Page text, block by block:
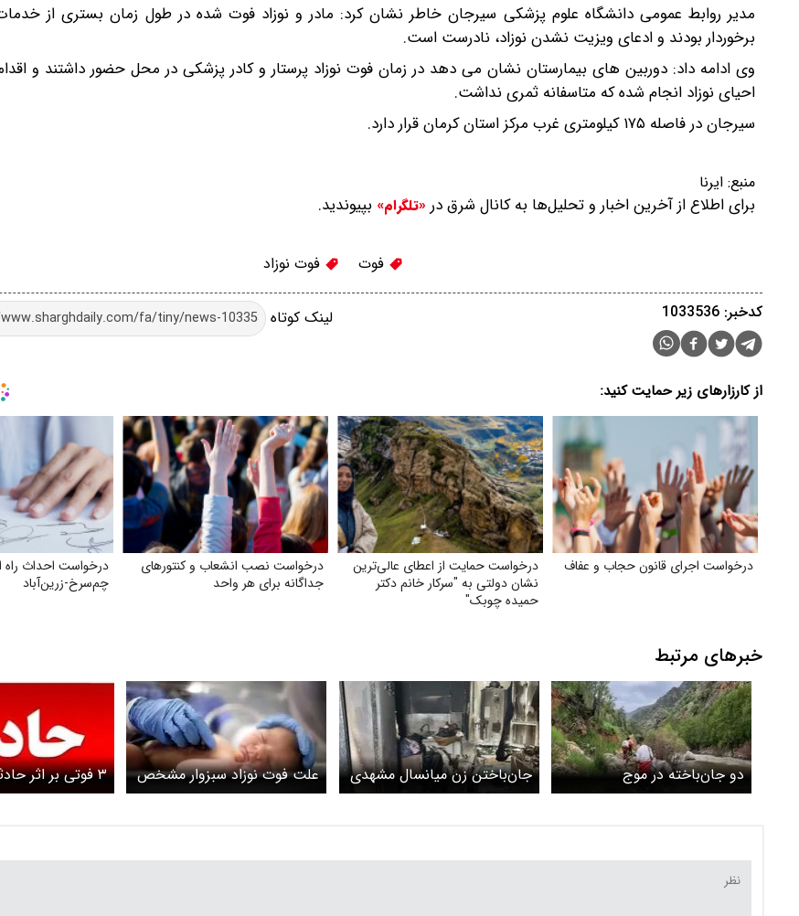
مدیر روابط عمومی دانشگاه علوم پزشکی سیرجان خاطر نشان کرد: مادر و نوزاد فوت شده در طول زمان بستری از
برخوردار بودند و ادعای ویزیت نشدن نوزاد، نادرست است.
وی ادامه داد: دوربین های بیمارستان نشان می دهد در زمان فوت نوزاد پرستار و کادر پزشکی در محل حضور داشتند و
احیای نوزاد انجام شده که متاسفانه ثمری نداشت.
سیرجان در فاصله ۱۷۵ کیلومتری غرب مرکز استان کرمان قرار دارد.
منبع: ایرنا
برای اطلاع از آخرین اخبار و تحلیل‌ها به کانال شرق در «تلگرام» بپیوندید.
فوت فوت نوزاد
لینک کوتاه کدخبر: 1033536
از کارزارهای زیر حمایت کنید:
درخواست اجرای قانون حجاب و عفاف
درخواست حمایت از اعطای عالی‌ترین
نشان دولتی به "سرکار خانم دکتر
حمیده چوبک"
درخواست نصب انشعاب و کنتورهای
جداگانه برای هر واحد
درخواست احداث راه
چم‌سرخ-زرین‌آباد
خبرهای مرتبط
دو جان‌باخته در موج
غرق‌شدگی‌های اخیر
جان‌باختن زن میانسال مشهدی
در آتش‌سوزی منزل مسکونی
علت فوت نوزاد سبزوار مشخص
شد؛ افت ناگهانی ضربان قلب
۳ فوتی بر اثر حادثه رانندگی